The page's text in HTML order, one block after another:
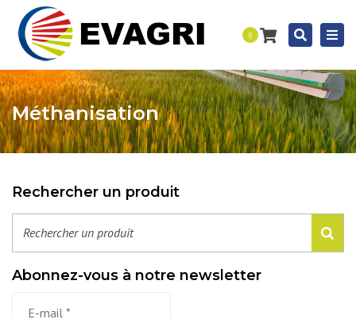
0
Méthanisation
Rechercher un produit
Abonnez-vous à notre newsletter